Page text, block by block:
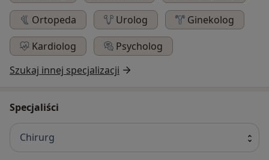
Ortopeda
Urolog
Ginekolog
Kardiolog
Psycholog
Szukaj innej specjalizacji
Specjaliści
Chirurg